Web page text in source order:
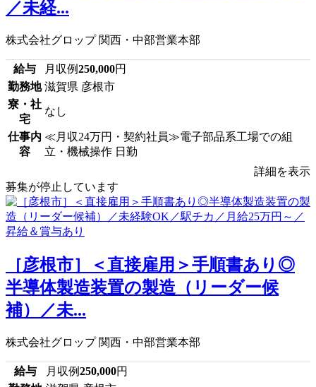
／未経...
株式会社グロップ 関西・中部営業本部
給与 月収例250,000円
勤務地 滋賀県 彦根市
寮・社
宅
なし
仕事内
容
≪月収24万円・契約社員≫電子部品系工場での組
立・機械操作 日勤
詳細を表示
募集が停止しています
［彦根市］＜直接雇用＞手順書あり◎
半導体製造装置の製造（リーダー候
補）／未...
株式会社グロップ 関西・中部営業本部
給与 月収例250,000円